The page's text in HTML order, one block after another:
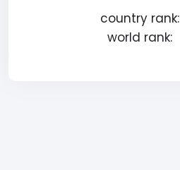
country rank:
world rank: